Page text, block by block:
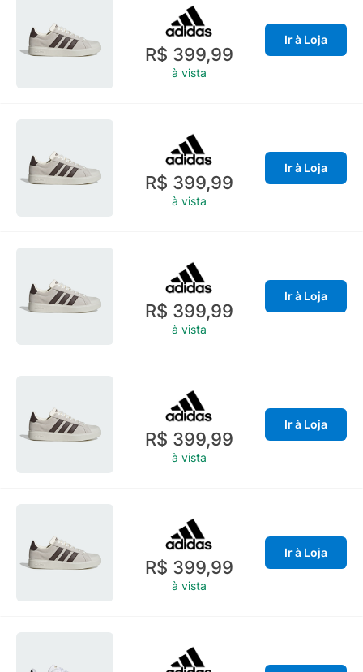
R$ 399,99
à vista
Ir à Loja
R$ 399,99
à vista
Ir à Loja
R$ 399,99
à vista
Ir à Loja
R$ 399,99
à vista
Ir à Loja
R$ 399,99
à vista
Ir à Loja